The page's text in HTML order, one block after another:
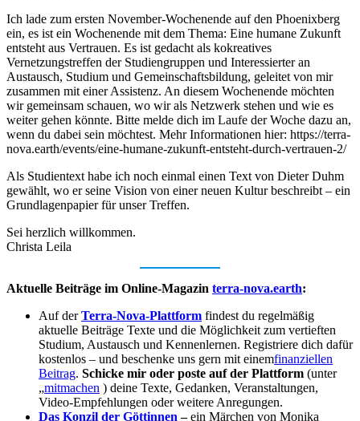
Ich lade zum ersten November-Wochenende auf den Phoenixberg
ein, es ist ein Wochenende mit dem Thema: Eine humane Zukunft
entsteht aus Vertrauen. Es ist gedacht als kokreatives
Vernetzungstreffen der Studiengruppen und Interessierter an
Austausch, Studium und Gemeinschaftsbildung, geleitet von mir
zusammen mit einer Assistenz. An diesem Wochenende möchten
wir gemeinsam schauen, wo wir als Netzwerk stehen und wie es
weiter gehen könnte. Bitte melde dich im Laufe der Woche dazu an,
wenn du dabei sein möchtest. Mehr Informationen hier: https://terra-
nova.earth/events/eine-humane-zukunft-entsteht-durch-vertrauen-2/
Als Studientext habe ich noch einmal einen Text von Dieter Duhm
gewählt, wo er seine Vision von einer neuen Kultur beschreibt – ein
Grundlagenpapier für unser Treffen.
Sei herzlich willkommen.
Christa Leila
Aktuelle Beiträge im Online-Magazin terra-nova.earth:
Auf der Terra-Nova-Plattform findest du regelmäßig
aktuelle Beiträge Texte und die Möglichkeit zum vertieften
Studium, Austausch und Kennenlernen. Registriere dich dafür
kostenlos – und beschenke uns gern mit einemfinanziellen
Beitrag. Schicke mir oder poste auf der Plattform (unter
„mitmachen ) deine Texte, Gedanken, Veranstaltungen,
Video-Empfehlungen oder weitere Anregungen.
Das Konzil der Göttinnen–ein Märchen von Monika